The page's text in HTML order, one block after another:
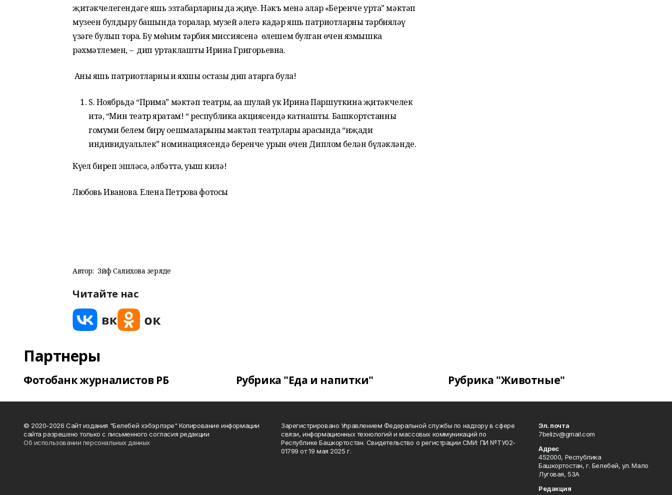
җитәкчелегендәге яшь эзтабарларның да җиңүе. Нәкъ менә алар «Беренче урта” мәктәп
музеен булдыру башында торалар, музей әлегә кадәр яшь патриотларны тәрбияләү
үзәге булып тора. Бу мөһим тәрбия миссиясенә өлешем булган өчен язмышка
рәхмәтлемен, – дип уртаклашты Ирина Григорьевна.
Аны яшь патриотларның иң яхшы остазы дип атарга була!
S. Ноябрьдә “Прима” мәктәп театры, аңа шулай ук Ирина Паршуткина җитәкчелек
итә, “Мин театр яратам! “ республика акциясендә катнашты. Башкортстанның
гомуми белем бирү оешмаларының мәктәп театрлары арасында “иҗади
индивидуальлек” номинациясендә беренче урын өчен Диплом белән бүләкләнде.
Күңел биреп эшләсәң, әлбәттә, уңыш килә!
Любовь Иванова. Елена Петрова фотосы
Автор: Зәйфә Салихова әзерләде
Читайте нас
Партнеры
Фотобанк журналистов РБ Рубрика "Еда и напитки" Рубрика "Животные"
© 2020-2026 Сайт издания "Белебей хэбэрлэре" Копирование информации
сайта разрешено только с письменного согласия редакции
Об использовании персональных данных
Зарегистрировано Управлением Федеральной службы по надзору в сфере
связи, информационных технологий и массовых коммуникаций по
Республике Башкортостан. Свидетельство о регистрации СМИ: ПИ №ТУ02-
01799 от 19 мая 2025 г.
Эл. почта
7belizv@gmail.com
Адрес
452000, Республика
Башкортостан, г. Белебей, ул. Мало
Луговая, 53А
Редакция